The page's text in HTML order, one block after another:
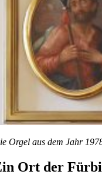
Orgel aus dem Jahr
Ort der